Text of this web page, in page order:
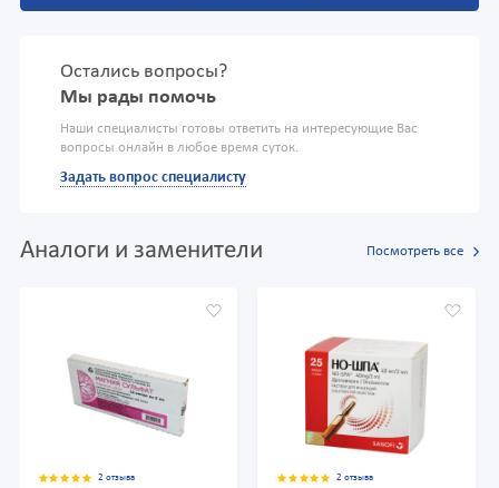
Остались вопросы?
Мы рады помочь
Наши специалисты готовы ответить на интересующие Вас
вопросы онлайн в любое время суток.
Задать вопрос специалисту
Аналоги и заменители Посмотреть все
2 отзыва 2 отзыва